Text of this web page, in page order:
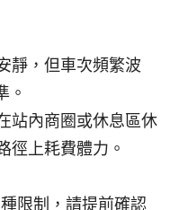
靜，但車次頻繁波
。
站內商圈或休息區休
徑上耗費體力。
限制，請提前確認